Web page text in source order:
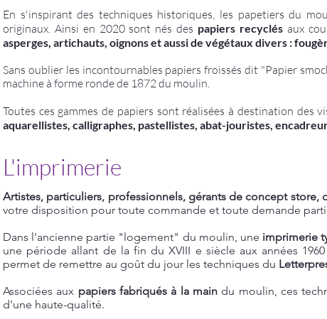
En s'inspirant des techniques historiques, les papetiers du
originaux. Ainsi en 2020 sont nés des papiers recyclésaux
asperges, artichauts, oignons et aussi de végétaux divers :
Sans oublier les incontournables papiers froissés dit "Papier
machine à forme ronde de 1872 du moulin.
Toutes ces gammes de papiers sont réalisées à destination des
aquarellistes, calligraphes, pastellistes, abat-jouristes,
L'imprimerie
Artistes, particuliers, professionnels, gérants de concept
votre disposition pour toute commande et toute demande
Dans l'ancienne partie "logement" du moulin, une imprimerie
une période allant de la fin du XVIII e siècle aux années
permet de remettre au goût du jour les techniques du
Associées aux papiers fabriqués à la maindu moulin, ces
d'une haute-qualité.